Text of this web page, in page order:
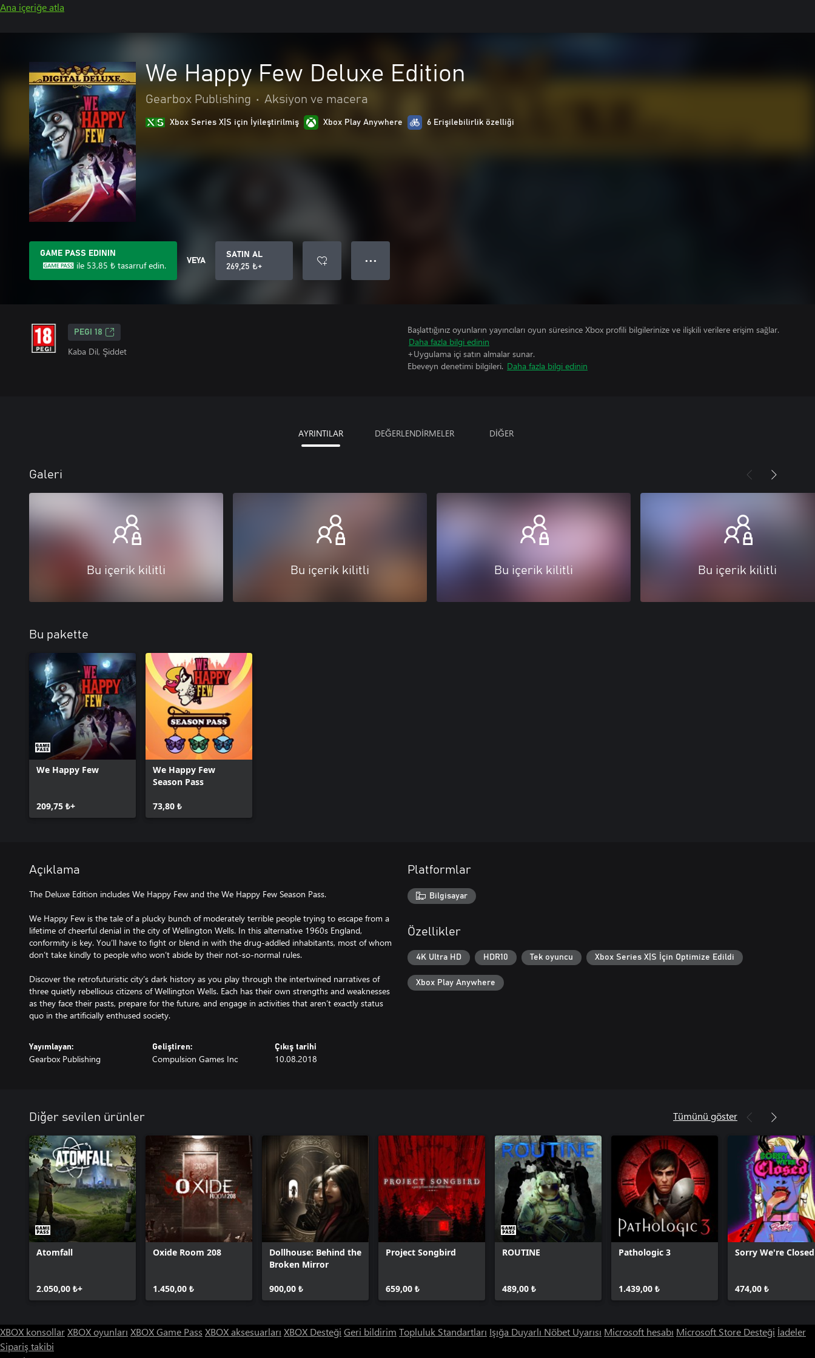
Ana içeriğe atla
We Happy Few Deluxe Edition
Gearbox Publishing • Aksiyon ve macera
Xbox Series X|S için İyileştirilmiş Xbox Play Anywhere 6 Erişilebilirlik özelliği
GAME PASS EDININ
ile 53,85 ₺ tasarruf edin. VEYA
SATIN AL
269,25 ₺+
● ● ●
PEGI 18
Kaba Dil, Şiddet
Başlattığınız oyunların yayıncıları oyun süresince Xbox profili bilgilerinize ve ilişkili verilere erişim sağlar.
Daha fazla bilgi edinin
+Uygulama içi satın almalar sunar.
Ebeveyn denetimi bilgileri. Daha fazla bilgi edinin
AYRINTILAR DEĞERLENDİRMELER DİĞER
Galeri
Bu içerik kilitli Bu içerik kilitli Bu içerik kilitli Bu içerik kilitli
Bu pakette
We Happy Few
209,75 ₺+
We Happy Few
Season Pass
73,80 ₺
Açıklama
The Deluxe Edition includes We Happy Few and the We Happy Few Season Pass.
We Happy Few is the tale of a plucky bunch of moderately terrible people trying to escape from a
lifetime of cheerful denial in the city of Wellington Wells. In this alternative 1960s England,
conformity is key. You’ll have to fight or blend in with the drug-addled inhabitants, most of whom
don’t take kindly to people who won’t abide by their not-so-normal rules.
Discover the retrofuturistic city’s dark history as you play through the intertwined narratives of
three quietly rebellious citizens of Wellington Wells. Each has their own strengths and weaknesses
as they face their pasts, prepare for the future, and engage in activities that aren’t exactly status
quo in the artificially enthused society.
Yayımlayan:
Gearbox Publishing
Geliştiren:
Compulsion Games Inc
Çıkış tarihi
10.08.2018
Platformlar
Bilgisayar
Özellikler
4K Ultra HD HDR10 Tek oyuncu Xbox Series X|S İçin Optimize Edildi
Xbox Play Anywhere
Diğer sevilen ürünler Tümünü göster
Atomfall
2.050,00 ₺+
Oxide Room 208
1.450,00 ₺
Dollhouse: Behind the
Broken Mirror
900,00 ₺
Project Songbird
659,00 ₺
ROUTINE
489,00 ₺
Pathologic 3
1.439,00 ₺
Sorry We're Closed
474,00 ₺
XBOX konsollarXBOX oyunları XBOX Game Pass XBOX aksesuarları XBOX Desteği Geri bildirim Topluluk Standartları Işığa Duyarlı Nöbet Uyarısı Microsoft hesabı Microsoft Store Desteği İadeler
Sipariş takibi